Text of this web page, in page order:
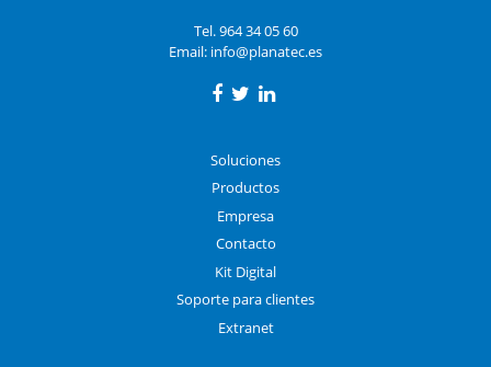
Tel. 964 34 05 60
Email: info@planatec.es
Soluciones
Productos
Empresa
Contacto
Kit Digital
Soporte para clientes
Extranet